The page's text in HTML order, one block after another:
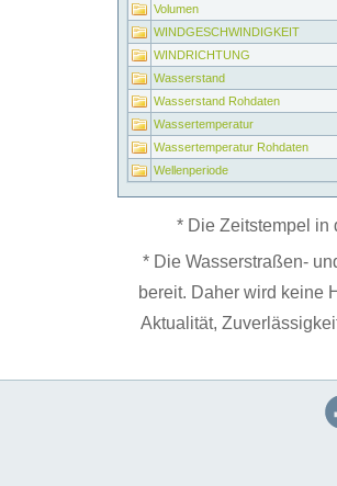
Volumen
WINDGESCHWINDIGKEIT
WINDRICHTUNG
Wasserstand
Wasserstand Rohdaten
Wassertemperatur
Wassertemperatur Rohdaten
Wellenperiode
* Die Zeitstempel in
* Die Wasserstraßen-
bereit. Daher wird keine
Aktualität,